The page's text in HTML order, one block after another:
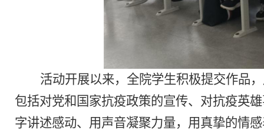
活动开展以来，全院学生积极提交作品
包括对党和国家抗疫政策的宣传、对抗疫英
字讲述感动、用声音凝聚力量，用真挚的情